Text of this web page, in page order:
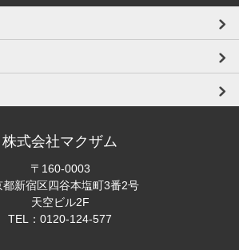
株式会社マクザム
〒160-0003
都新宿区四谷本塩町3番2号
天空ビル2F
TEL：0120-124-577